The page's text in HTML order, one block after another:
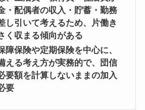
・配偶者の収入・貯蓄・勤務
し引いて考えるため、片働き
く収まる傾向がある
障保険や定期保険を中心に、
える考え方が実務的で、団信
要額を計算しないままの加入
要